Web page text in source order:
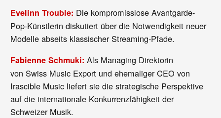
Evelinn Trouble: Die kompromisslose Avantgarde-
Pop-Künstlerin diskutiert über die Notwendigkeit neuer
Modelle abseits klassischer Streaming-Pfade.
Fabienne Schmuki:Als Managing Direktorin
von Swiss Music Export und ehemaliger CEO von
Irascible Music liefert sie die strategische Perspektive
auf die internationale Konkurrenzfähigkeit der
Schweizer Musik.